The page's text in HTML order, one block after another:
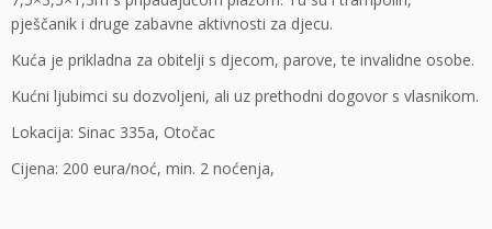
pješčanik i druge zabavne aktivnosti za djecu.
Kuća je prikladna za obitelji s djecom, parove, te invalidne osobe.
Kućni ljubimci su dozvoljeni, ali uz prethodni dogovor s vlasnikom.
Lokacija: Sinac 335a, Otočac
Cijena: 200 eura/noć, min. 2 noćenja,